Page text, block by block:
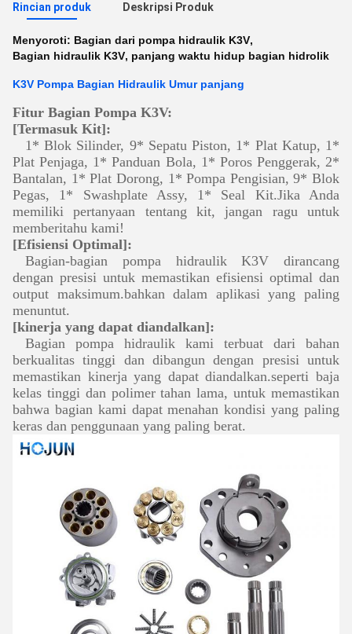
Rincian produk Deskripsi Produk
Menyoroti: Bagian dari pompa hidraulik K3V,
Bagian hidraulik K3V, panjang waktu hidup bagian hidrolik
K3V Pompa Bagian Hidraulik Umur panjang
Fitur Bagian Pompa K3V:
[Termasuk Kit]:
1* Blok Silinder, 9* Sepatu Piston, 1* Plat Katup, 1*
Plat Penjaga, 1* Panduan Bola, 1* Poros Penggerak, 2*
Bantalan, 1* Plat Dorong, 1* Pompa Pengisian, 9* Blok
Pegas, 1* Swashplate Assy, 1* Seal Kit.Jika Anda
memiliki pertanyaan tentang kit, jangan ragu untuk
memberitahu kami!
[Efisiensi Optimal]:
Bagian-bagian pompa hidraulik K3V dirancang
dengan presisi untuk memastikan efisiensi optimal dan
output maksimum.bahkan dalam aplikasi yang paling
menuntut.
[kinerja yang dapat diandalkan]:
Bagian pompa hidraulik kami terbuat dari bahan
berkualitas tinggi dan dibangun dengan presisi untuk
memastikan kinerja yang dapat diandalkan.seperti baja
kelas tinggi dan polimer tahan lama, untuk memastikan
bahwa bagian kami dapat menahan kondisi yang paling
keras dan penggunaan yang paling berat.